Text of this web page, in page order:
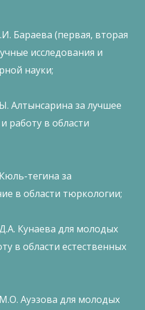
Бараева (первая, вторая
исследования и
науки;
Алтынсарина за лучшее
работу в области
тегина за
в области тюркологии;
Кунаева для молодых
в области естественных
Ауэзова для молодых